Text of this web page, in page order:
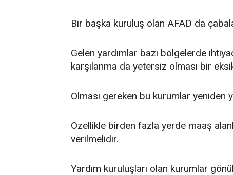
Bir başka kuruluş olan AFAD da
Gelen yardımlar bazı bölgelerde
karşılanma da yetersiz olması bir
Olması gereken bu kurumlar yeniden
Özellikle birden fazla yerde maaş
verilmelidir.
Yardım kuruluşları olan kurumlar